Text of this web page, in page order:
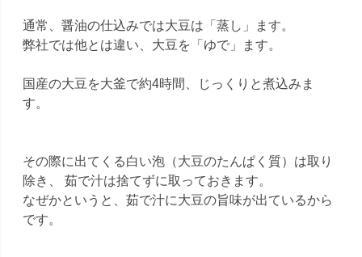
通常、醤油の仕込みでは大豆は「蒸し」ます。
弊社では他とは違い、大豆を「ゆで」ます。
国産の大豆を大釜で約4時間、じっくりと煮込みま
す。
その際に出てくる白い泡（大豆のたんぱく質）は取り
除き、 茹で汁は捨てずに取っておきます。
なぜかというと、茹で汁に大豆の旨味が出ているから
です。